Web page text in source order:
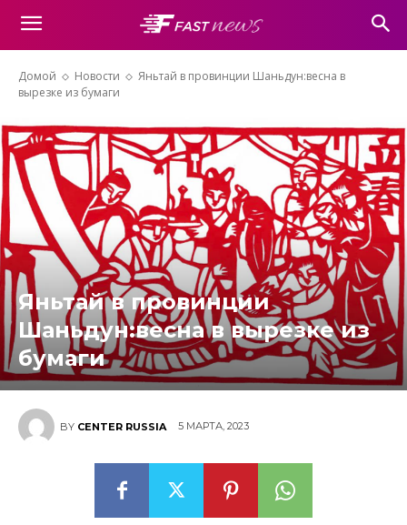
Домой Новости
Яньтай в провинции Шаньдун:весна в
вырезке из бумаги
Яньтай в провинции
Шаньдун:весна в вырезке из
бумаги
BY CENTER RUSSIA 5 МАРТА, 2023